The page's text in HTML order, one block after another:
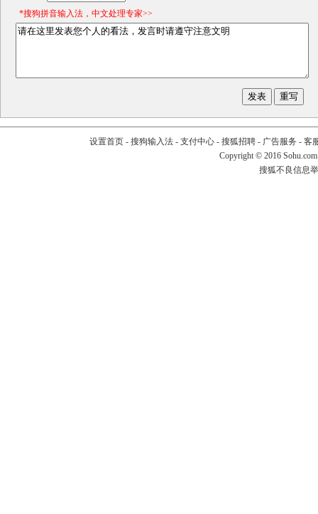
*搜狗拼音输入法，中文处理专家>>
设置首页- 搜狗输入法- 支付中心- 搜狐招聘- 广告服务 - 客
Copyright © 2016
搜狐不良信息